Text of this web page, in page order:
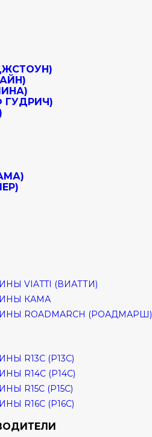
VIATTI (ВИАТТИ)
КАМА
ROADMARCH (РОАДМАРШ)
R13C (Р13С)
R14C (Р14С)
R15C (Р15С)
R16C (Р16С)